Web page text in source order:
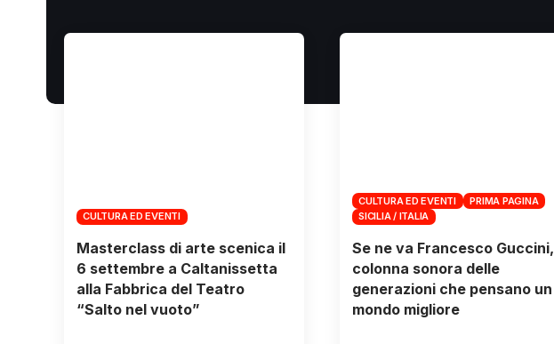
CULTURA ED EVENTI
Masterclass di arte scenica il
6 settembre a Caltanissetta
alla Fabbrica del Teatro
“Salto nel vuoto”
CULTURA ED EVENTI
PRIMA PAGINA
SICILIA / ITALIA
Se ne va Francesco Guccini,
colonna sonora delle
generazioni che pensano un
mondo migliore